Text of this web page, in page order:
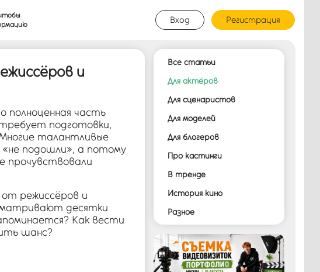
Вход Регистрация
и
часть
подготовки,
талантливые
подошли», а потому
прочувствовали
режиссёров и
десятки
Как вести
шанс?
Все статьи
Для актёров
Для сценаристов
Для моделей
Для блогеров
Про кастинги
В тренде
История кино
Разное